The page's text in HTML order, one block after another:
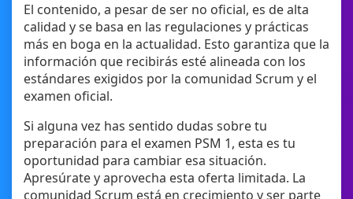
El contenido, a pesar de ser no oficial, es de alta
calidad y se basa en las regulaciones y prácticas
más en boga en la actualidad. Esto garantiza que la
información que recibirás esté alineada con los
estándares exigidos por la comunidad Scrum y el
examen oficial.
Si alguna vez has sentido dudas sobre tu
preparación para el examen PSM 1, esta es tu
oportunidad para cambiar esa situación.
Apresúrate y aprovecha esta oferta limitada. La
comunidad Scrum está en crecimiento y ser parte